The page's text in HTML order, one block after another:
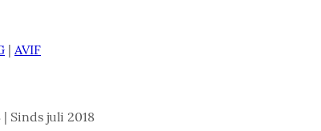
| AVIF
| Sinds juli 2018